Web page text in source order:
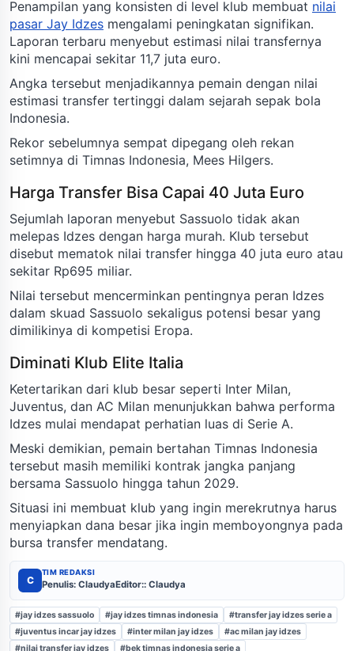
Penampilan yang konsisten di level klub membuat nilai
pasar Jay Idzes mengalami peningkatan signifikan.
Laporan terbaru menyebut estimasi nilai transfernya
kini mencapai sekitar 11,7 juta euro.
Angka tersebut menjadikannya pemain dengan nilai
estimasi transfer tertinggi dalam sejarah sepak bola
Indonesia.
Rekor sebelumnya sempat dipegang oleh rekan
setimnya di Timnas Indonesia, Mees Hilgers.
Harga Transfer Bisa Capai 40 Juta Euro
Sejumlah laporan menyebut Sassuolo tidak akan
melepas Idzes dengan harga murah. Klub tersebut
disebut mematok nilai transfer hingga 40 juta euro atau
sekitar Rp695 miliar.
Nilai tersebut mencerminkan pentingnya peran Idzes
dalam skuad Sassuolo sekaligus potensi besar yang
dimilikinya di kompetisi Eropa.
Diminati Klub Elite Italia
Ketertarikan dari klub besar seperti Inter Milan,
Juventus, dan AC Milan menunjukkan bahwa performa
Idzes mulai mendapat perhatian luas di Serie A.
Meski demikian, pemain bertahan Timnas Indonesia
tersebut masih memiliki kontrak jangka panjang
bersama Sassuolo hingga tahun 2029.
Situasi ini membuat klub yang ingin merekrutnya harus
menyiapkan dana besar jika ingin memboyongnya pada
bursa transfer mendatang.
C
TIM REDAKSI
Penulis: ClaudyaEditor:: Claudya
#jay idzes sassuolo #jay idzes timnas indonesia
#transfer jay idzes serie a
#juventus incar jay idzes
#inter milan jay idzes
#ac milan jay idzes
#nilai transfer jay idzes
#bek timnas indonesia serie a